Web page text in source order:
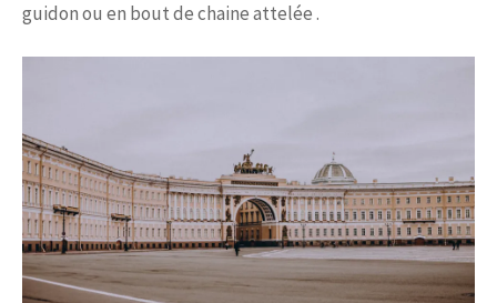
guidon ou en bout de chaine attelée .